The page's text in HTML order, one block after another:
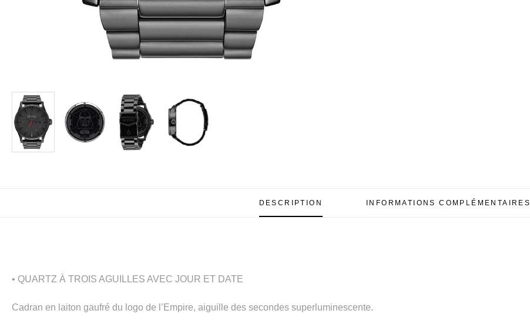
DESCRIPTION INFORMATIONS COMPLÉMENTAIRES
• QUARTZ À TROIS AGUILLES AVEC JOUR ET DATE
Cadran en laiton gaufré du logo de l’Empire, aiguille des secondes superluminescente.